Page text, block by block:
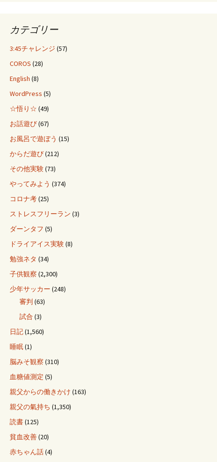
カテゴリー
3:45チャレンジ (57)
COROS (28)
English (8)
WordPress (5)
☆悟り☆ (49)
お話遊び(67)
お風呂で遊ぼう (15)
からだ遊び(212)
その他実験(73)
やってみよう (374)
コロナ考(25)
ストレスフリーラン (3)
ダーンタフ (5)
ドライアイス実験(8)
勉強ネタ (34)
子供観察 (2,300)
少年サッカー (248)
審判 (63)
試合 (3)
日記(1,560)
睡眠(1)
脳みそ観察 (310)
血糖値測定 (5)
親父からの働きかけ (163)
親父の氣持ち (1,350)
読書(125)
貧血改善(20)
赤ちゃん話(4)